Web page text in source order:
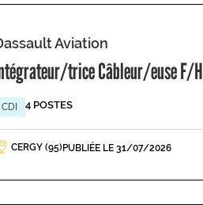
Aviation
trice Câbleur/euse F/H
CDI 4 POSTES
CERGY (95) PUBLIÉE LE 31/07/2026